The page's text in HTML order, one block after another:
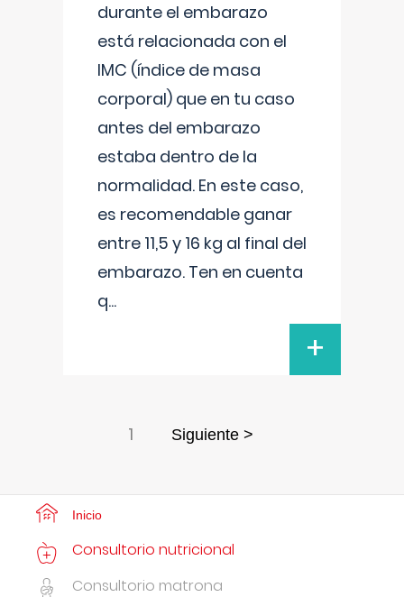
durante el embarazo
está relacionada con el
IMC (índice de masa
corporal) que en tu caso
antes del embarazo
estaba dentro de la
normalidad. En este caso,
es recomendable ganar
entre 11,5 y 16 kg al final del
embarazo. Ten en cuenta
q...
+
1 Siguiente >
Inicio
Consultorio nutricional
Consultorio matrona